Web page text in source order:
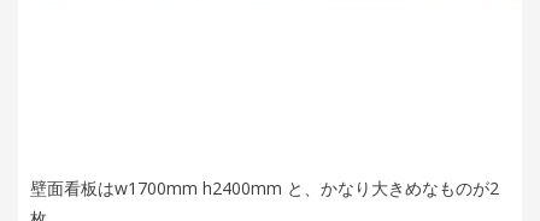
壁面看板はw1700mm h2400mm と、かなり大きめなものが2